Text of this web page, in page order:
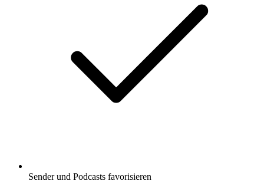
Sender und Podcasts favorisieren